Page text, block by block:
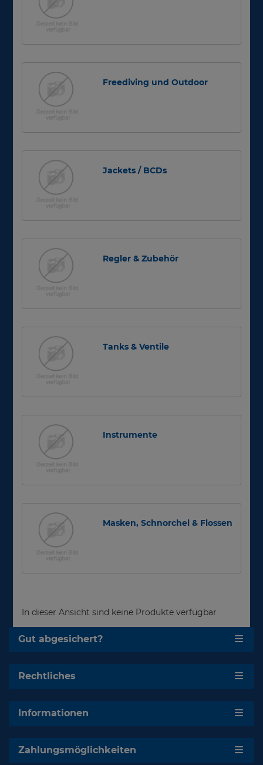
Freediving und Outdoor
Jackets / BCDs
Regler & Zubehör
Tanks & Ventile
Instrumente
Masken, Schnorchel & Flossen
In dieser Ansicht sind keine Produkte verfügbar
Gut abgesichert?
Rechtliches
Informationen
Zahlungsmöglichkeiten